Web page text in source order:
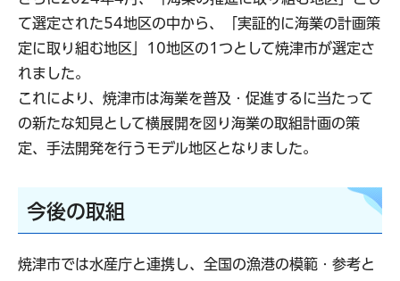
て選定された54地区の中から、「実証的に海業の計画策
定に取り組む地区」10地区の1つとして焼津市が選定さ
れました。
これにより、焼津市は海業を普及・促進するに当たって
の新たな知見として横展開を図り海業の取組計画の策
定、手法開発を行うモデル地区となりました。
今後の取組
焼津市では水産庁と連携し、全国の漁港の模範・参考と